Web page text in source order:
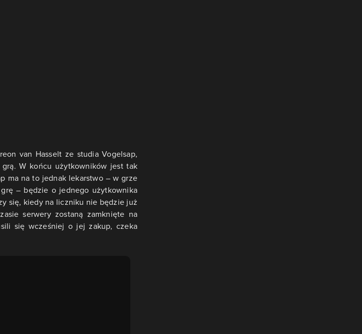
van Hasselt ze studia Vogelsap,
W końcu użytkowników jest tak
ma na to jednak lekarstwo – w grze
– będzie o jednego użytkownika
się, kiedy na liczniku nie będzie już
serwery zostaną zamknięte na
się wcześniej o jej zakup, czeka